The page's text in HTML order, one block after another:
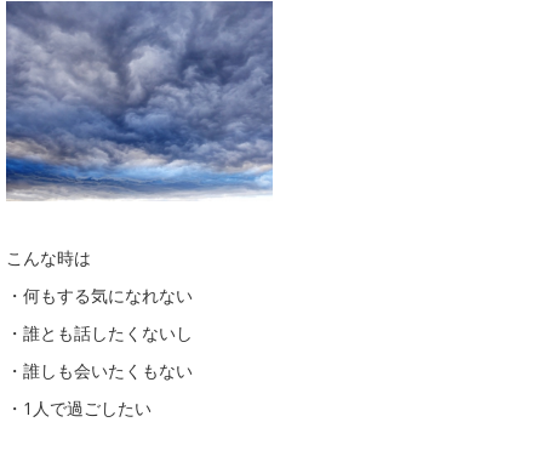
こんな時は
・何もする気になれない
・誰とも話したくないし
・誰しも会いたくもない
・1人で過ごしたい